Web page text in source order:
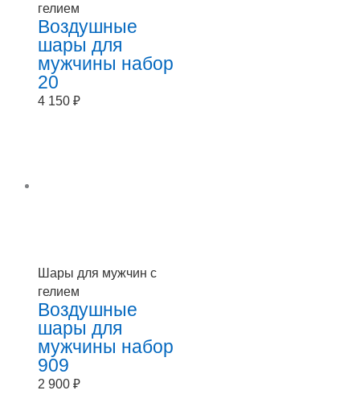
гелием
Воздушные
шары для
мужчины набор
20
4 150 ₽
Шары для мужчин с
гелием
Воздушные
шары для
мужчины набор
909
2 900 ₽